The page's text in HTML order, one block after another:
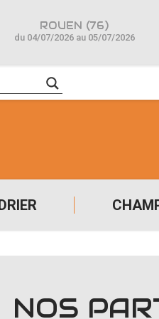
ROUEN (76)
du 04/07/2026 au 05/07/2026
NOS